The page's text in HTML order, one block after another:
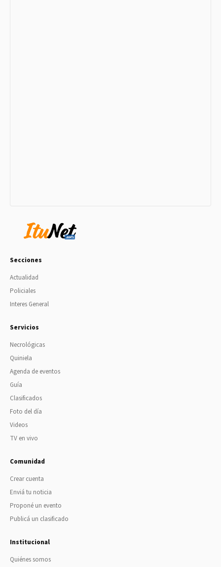
Secciones
Actualidad
Policiales
Interes General
Servicios
Necrológicas
Quiniela
Agenda de eventos
Guía
Clasificados
Foto del día
Videos
TV en vivo
Comunidad
Crear cuenta
Enviá tu noticia
Proponé un evento
Publicá un clasificado
Institucional
Quiénes somos